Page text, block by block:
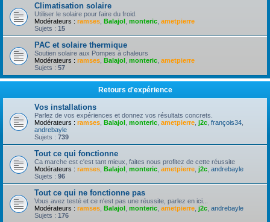
Climatisation solaire
Utiliser le solaire pour faire du froid.
Modérateurs : ramses Balajol monteric ametpierre
Sujets : 15
PAC et solaire thermique
Soutien solaire aux Pompes à chaleurs
Modérateurs : ramses Balajol monteric ametpierre
Sujets : 57
Retours d'expérience
Vos installations
Parlez de vos expériences et donnez vos résultats concrets.
Modérateurs : ramses Balajol monteric ametpierre j2c françois34
andrebayle
Sujets : 739
Tout ce qui fonctionne
Ca marche est c'est tant mieux, faites nous profitez de cette réussite
Modérateurs : ramses Balajol monteric ametpierre j2c andrebayle
Sujets : 96
Tout ce qui ne fonctionne pas
Vous avez testé et ce n'est pas une réussite, parlez en ici...
Modérateurs : ramses Balajol monteric ametpierre j2c andrebayle
Sujets : 176